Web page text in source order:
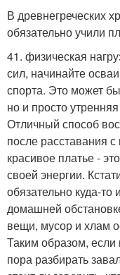
В древнегреческих
обязательно учили
41. физическая
сил, начинайте
спорта. Это может
но и просто
Отличный способ
после расставания
красивое платье -
своей энергии.
обязательно куда-
домашней
вещи, мусор и хлам
Таким образом,
пора разбирать